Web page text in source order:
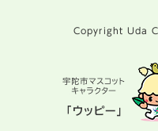
Copyright Uda